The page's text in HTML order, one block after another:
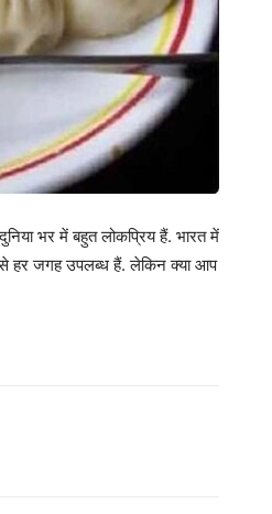
भर में बहुत लोकप्रिय हैं. भारत में
हर जगह उपलब्ध हैं. लेकिन क्या आप